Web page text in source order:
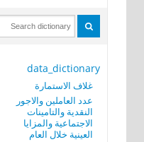
data_dictionary
غلاف الاستمارة
عدد العاملين والاجور
النقدية والتامينات
الاجتماعية والمزايا
العينية خلال العام